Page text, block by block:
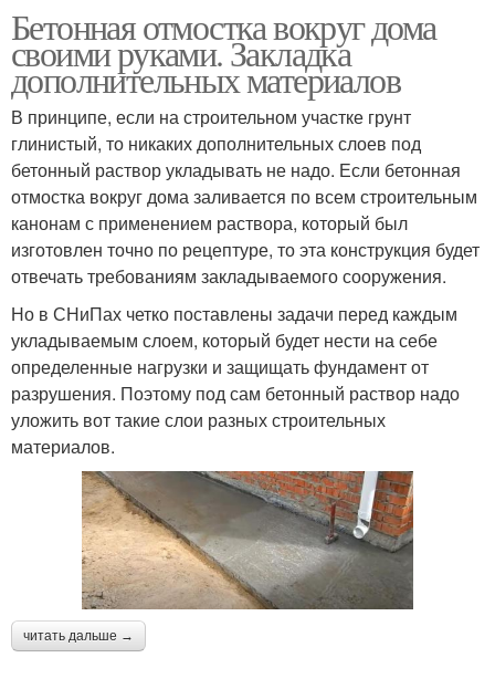
Бетонная отмостка вокруг дома
своими руками. Закладка
дополнительных материалов
В принципе, если на строительном участке грунт
глинистый, то никаких дополнительных слоев под
бетонный раствор укладывать не надо. Если бетонная
отмостка вокруг дома заливается по всем строительным
канонам с применением раствора, который был
изготовлен точно по рецептуре, то эта конструкция будет
отвечать требованиям закладываемого сооружения.
Но в СНиПах четко поставлены задачи перед каждым
укладываемым слоем, который будет нести на себе
определенные нагрузки и защищать фундамент от
разрушения. Поэтому под сам бетонный раствор надо
уложить вот такие слои разных строительных
материалов.
читать дальше →